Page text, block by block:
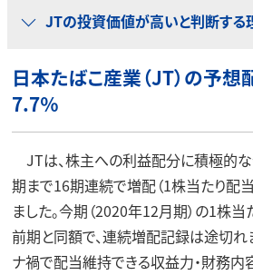
JTの投資価値が高いと判断する
日本たばこ産業（JT）の予想
7.7％
JTは、株主への利益配分に積極的
期まで16期連続で増配（1株当たり配
ました。今期（2020年12月期）の1株当
前期と同額で、連続増配記録は途切れ
ナ禍で配当維持できる収益力・財務内